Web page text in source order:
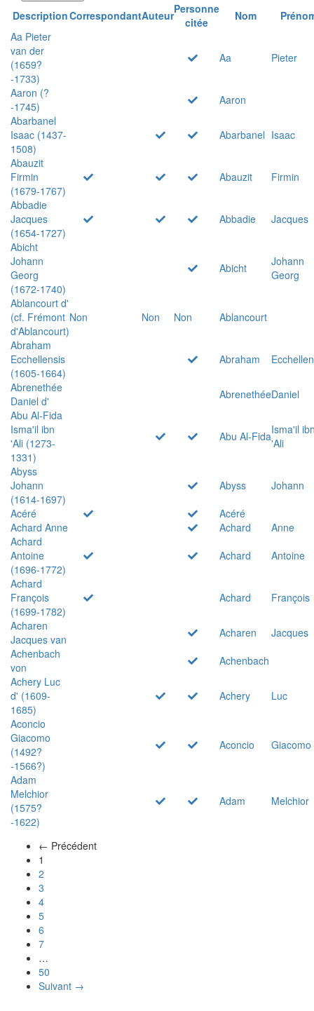
DescriptionCorrespondantAuteurPersonne
citée
Nom
Aa Pieter
van der
(1659?
-1733)
Aa Pieter
Aaron (?
-1745)
Aaron
Abarbanel
Isaac (1437-
1508)
Abarbanel Isaac
Abauzit
Firmin
(1679-1767)
Abauzit
Firmin
Abbadie
Jacques
(1654-1727)
Abbadie
Jacques
Abicht
Johann
Georg
(1672-1740)
Abicht
Johann
Georg
Ablancourt d'
(cf. Frémont
d'Ablancourt)
Non Non Non
Ablancourt
Abraham
Ecchellensis
(1605-1664)
Abraham
Abrenethée
Daniel d'
AbrenethéeDaniel
Abu Al-Fida
Isma'il ibn
'Ali (1273-
1331)
Abu Al-FidaIsma'il
'Ali
Abyss
Johann
(1614-1697)
Abyss
Johann
Acéré
Acéré
Achard Anne
Achard
Anne
Achard
Antoine
(1696-1772)
Achard
Antoine
Achard
François
(1699-1782)
Achard
François
Acharen
Jacques van
Acharen
Jacques
Achenbach
von
Achenbach
Achery Luc
d' (1609-
1685)
Achery
Luc
Aconcio
Giacomo
(1492?
-1566?)
Aconcio Giacomo
Adam
Melchior
(1575?
-1622)
Adam Melchior
← Précédent
1
2
3
4
5
6
7
…
50
Suivant →